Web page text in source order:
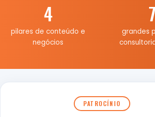
4
pilares de conteúdo e
negócios
7
grandes
PATROCÍNIO